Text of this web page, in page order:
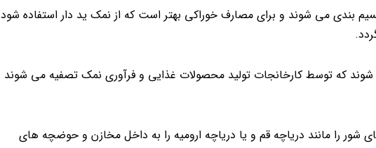
بندی می شوند و برای مصارف خوراکی بهتر است که از نمک ید دار استفاده شود
که توسط کارخانجات تولید محصولات غذایی و فرآوری نمک تصفیه می شوند
را مانند دریاچه قم و یا دریاچه ارومیه را به داخل مخازن و حوضچه های